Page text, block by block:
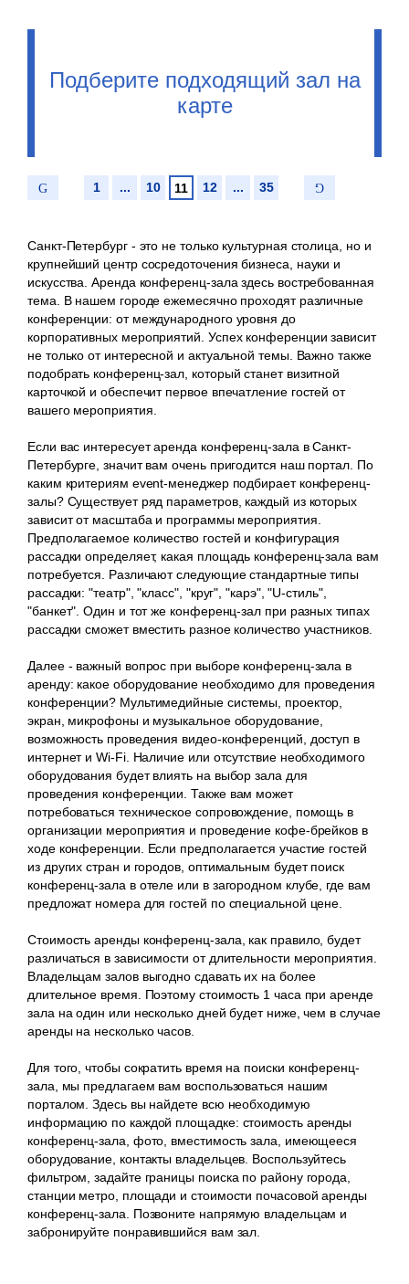
Подберите подходящий зал на
карте
1 ... 10 11 12 ... 35
Санкт-Петербург - это не только культурная столица, но и
крупнейший центр сосредоточения бизнеса, науки и
искусства. Аренда конференц-зала здесь востребованная
тема. В нашем городе ежемесячно проходят различные
конференции: от международного уровня до
корпоративных мероприятий. Успех конференции зависит
не только от интересной и актуальной темы. Важно также
подобрать конференц-зал, который станет визитной
карточкой и обеспечит первое впечатление гостей от
вашего мероприятия.
Если вас интересует аренда конференц-зала в Санкт-
Петербурге, значит вам очень пригодится наш портал. По
каким критериям event-менеджер подбирает конференц-
залы? Существует ряд параметров, каждый из которых
зависит от масштаба и программы мероприятия.
Предполагаемое количество гостей и конфигурация
рассадки определяет, какая площадь конференц-зала вам
потребуется. Различают следующие стандартные типы
рассадки: "театр", "класс", "круг", "карэ", "U-стиль",
"банкет". Один и тот же конференц-зал при разных типах
рассадки сможет вместить разное количество участников.
Далее - важный вопрос при выборе конференц-зала в
аренду: какое оборудование необходимо для проведения
конференции? Мультимедийные системы, проектор,
экран, микрофоны и музыкальное оборудование,
возможность проведения видео-конференций, доступ в
интернет и Wi-Fi. Наличие или отсутствие необходимого
оборудования будет влиять на выбор зала для
проведения конференции. Также вам может
потребоваться техническое сопровождение, помощь в
организации мероприятия и проведение кофе-брейков в
ходе конференции. Если предполагается участие гостей
из других стран и городов, оптимальным будет поиск
конференц-зала в отеле или в загородном клубе, где вам
предложат номера для гостей по специальной цене.
Стоимость аренды конференц-зала, как правило, будет
различаться в зависимости от длительности мероприятия.
Владельцам залов выгодно сдавать их на более
длительное время. Поэтому стоимость 1 часа при аренде
зала на один или несколько дней будет ниже, чем в случае
аренды на несколько часов.
Для того, чтобы сократить время на поиски конференц-
зала, мы предлагаем вам воспользоваться нашим
порталом. Здесь вы найдете всю необходимую
информацию по каждой площадке: стоимость аренды
конференц-зала, фото, вместимость зала, имеющееся
оборудование, контакты владельцев. Воспользуйтесь
фильтром, задайте границы поиска по району города,
станции метро, площади и стоимости почасовой аренды
конференц-зала. Позвоните напрямую владельцам и
забронируйте понравившийся вам зал.